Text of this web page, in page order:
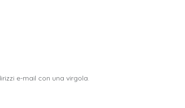
e-mail con una virgola.